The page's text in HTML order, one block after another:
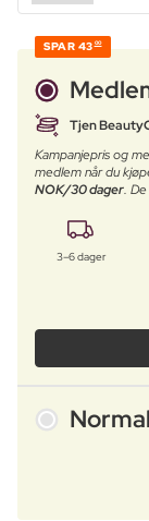
SPAR 43 00
Tjen
Kampanjepris og
medlem når du
NOK/30 dager.
3–6 dager